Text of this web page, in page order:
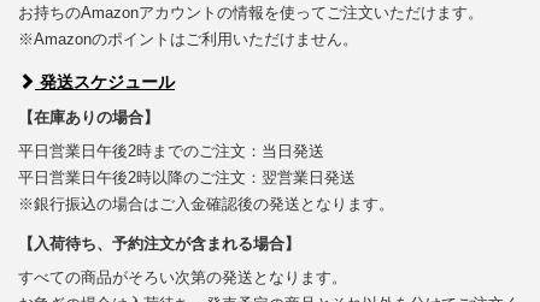
お持ちのAmazonアカウントの情報を使ってご注文いただけます。
※Amazonのポイントはご利用いただけません。
発送スケジュール
【在庫ありの場合】
平日営業日午後2時までのご注文：当日発送
平日営業日午後2時以降のご注文：翌営業日発送
※銀行振込の場合はご入金確認後の発送となります。
【入荷待ち、予約注文が含まれる場合】
すべての商品がそろい次第の発送となります。